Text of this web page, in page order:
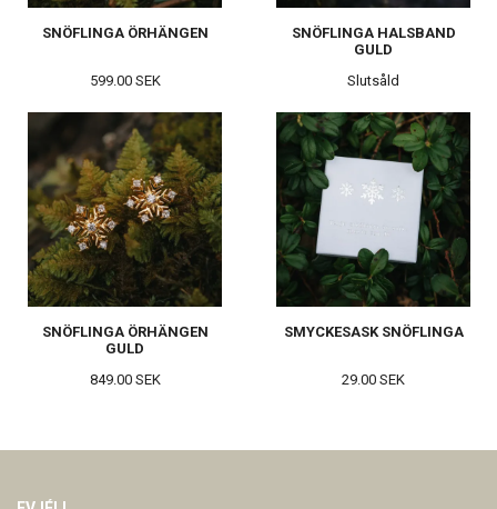
SNÖFLINGA ÖRHÄNGEN
599.00 SEK
SNÖFLINGA HALSBAND
GULD
Slutsåld
SNÖFLINGA ÖRHÄNGEN
GULD
849.00 SEK
SMYCKESASK SNÖFLINGA
29.00 SEK